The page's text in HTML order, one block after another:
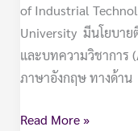
of Industrial
University มีนโยบา
และบทความวิชาการ
ภาษาอังกฤษ ทางด้าน
Read More »